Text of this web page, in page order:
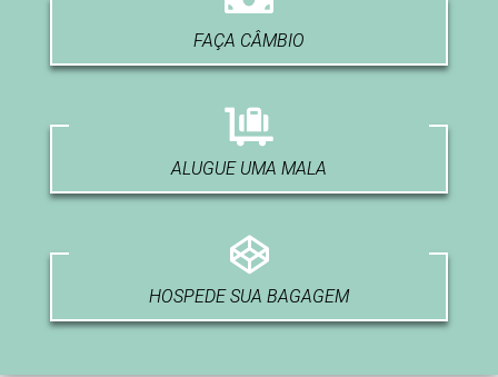
FAÇA CÂMBIO
ALUGUE UMA MALA
HOSPEDE SUA BAGAGEM